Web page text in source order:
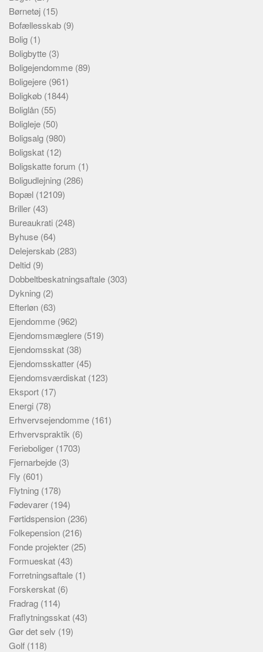
Børnetøj (15)
Bofællesskab (9)
Bolig (1)
Boligbytte (3)
Boligejendomme (89)
Boligejere (961)
Boligkøb (1844)
Boliglån (55)
Boligleje (50)
Boligsalg (980)
Boligskat (12)
Boligskatte forum (1)
Boligudlejning (286)
Bopæl (12109)
Briller (43)
Bureaukrati (248)
Byhuse (64)
Delejerskab (283)
Deltid (9)
Dobbeltbeskatningsaftale (303)
Dykning (2)
Efterløn (63)
Ejendomme (962)
Ejendomsmæglere (519)
Ejendomsskat (38)
Ejendomsskatter (45)
Ejendomsværdiskat (123)
Eksport (17)
Energi (78)
Erhvervsejendomme (161)
Erhvervspraktik (6)
Ferieboliger (1703)
Fjernarbejde (3)
Fly (601)
Flytning (178)
Fødevarer (194)
Førtidspension (236)
Folkepension (216)
Fonde projekter (25)
Formueskat (43)
Forretningsaftale (1)
Forskerskat (6)
Fradrag (114)
Fraflytningsskat (43)
Gør det selv (19)
Golf (118)